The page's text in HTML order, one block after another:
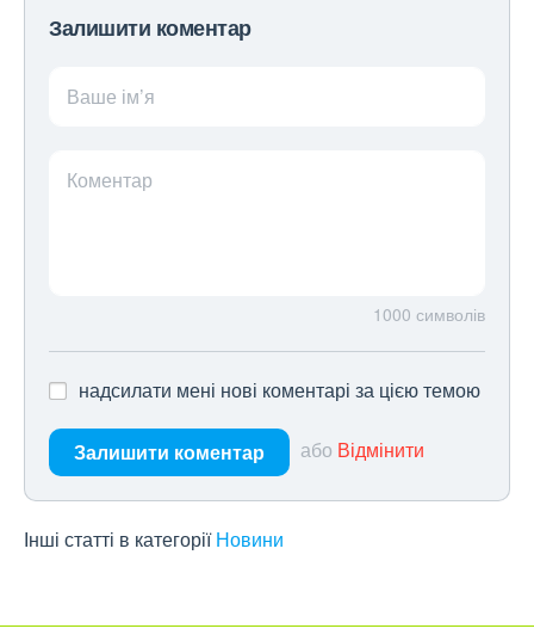
Залишити коментар
Ваше ім’я
Коментар
1000 символів
надсилати мені нові коментарі за цією темою
Залишити коментар або Відмінити
Інші статті в категорії Новини